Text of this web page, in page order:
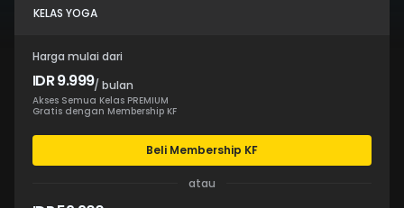
KELAS YOGA
Harga mulai dari
IDR 9.999/ bulan
Akses Semua Kelas PREMIUM
Gratis dengan Membership KF
Beli Membership KF
atau